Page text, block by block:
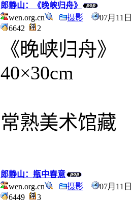
郎静山：《晚峡归舟》
wen.org.cn
摄影
07月11
6642
2
《晚峡归舟》
40×30cm
常熟美术馆藏
郎静山：瓶中春意
wen.org.cn
摄影
07月11
6449
3